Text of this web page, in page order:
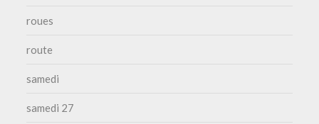
roues
route
samedi
samedi 27